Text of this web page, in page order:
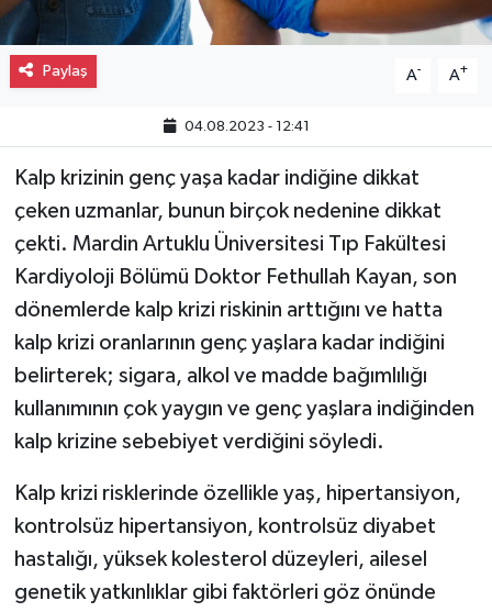
Paylaş A- A+
04.08.2023 - 12:41
Kalp krizinin genç yaşa kadar indiğine dikkat
çeken uzmanlar, bunun birçok nedenine dikkat
çekti. Mardin Artuklu Üniversitesi Tıp Fakültesi
Kardiyoloji Bölümü Doktor Fethullah Kayan, son
dönemlerde kalp krizi riskinin arttığını ve hatta
kalp krizi oranlarının genç yaşlara kadar indiğini
belirterek; sigara, alkol ve madde bağımlılığı
kullanımının çok yaygın ve genç yaşlara indiğinden
kalp krizine sebebiyet verdiğini söyledi.
Kalp krizi risklerinde özellikle yaş, hipertansiyon,
kontrolsüz hipertansiyon, kontrolsüz diyabet
hastalığı, yüksek kolesterol düzeyleri, ailesel
genetik yatkınlıklar gibi faktörleri göz önünde